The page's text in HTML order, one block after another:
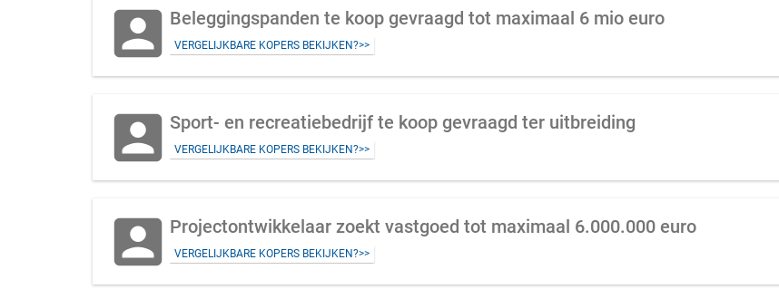
account_box Beleggingspanden te koop gevraagd tot maximaal 6 mio euro
VERGELIJKBARE KOPERS BEKIJKEN?>>
account_box Sport- en recreatiebedrijf te koop gevraagd ter uitbreiding
VERGELIJKBARE KOPERS BEKIJKEN?>>
account_box Projectontwikkelaar zoekt vastgoed tot maximaal 6.000.000 euro
VERGELIJKBARE KOPERS BEKIJKEN?>>